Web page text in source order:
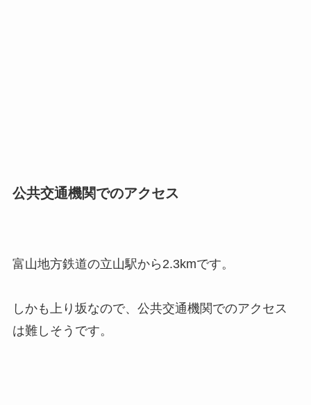
公共交通機関でのアクセス
富山地方鉄道の立山駅から2.3kmです。
しかも上り坂なので、公共交通機関でのアクセス
は難しそうです。